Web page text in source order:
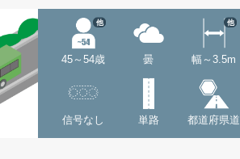
45～54歳
他
曇 幅～3.5m
他
信号なし 単路 都道府県道